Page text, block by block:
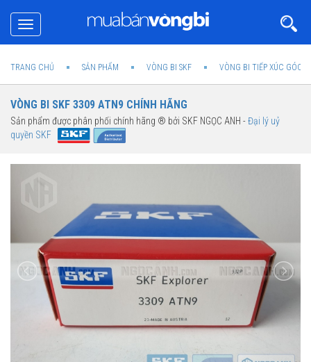
Toggle
navigation
TRANG CHỦ SẢN PHẨM VÒNG BI SKF VÒNG BI TIẾP XÚC GÓC 2
VÒNG BI SKF 3309 ATN9 CHÍNH HÃNG
Sản phẩm được phân phối chính hãng ® bởi SKF NGỌC ANH -Đại lý uỷ
quyền SKF